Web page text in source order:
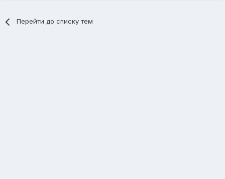
Перейти до списку тем